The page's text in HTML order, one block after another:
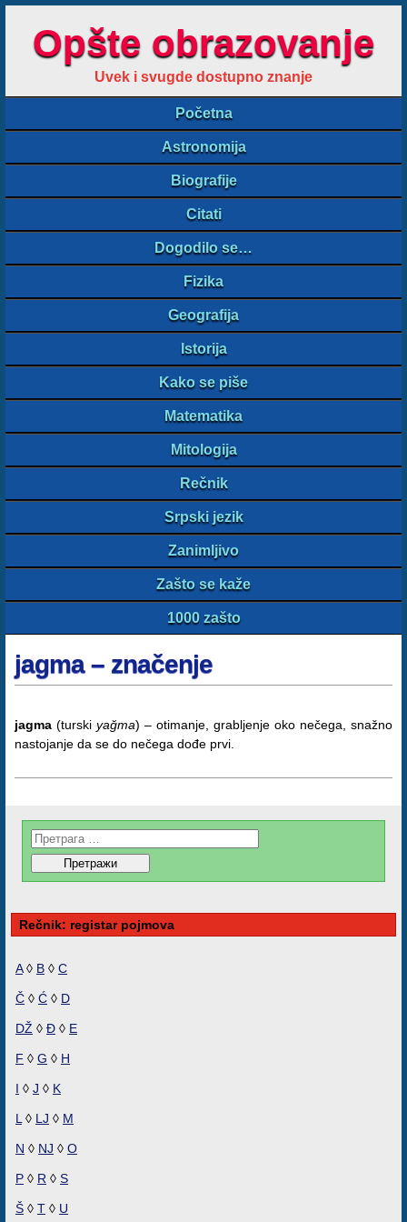
Opšte obrazovanje
Uvek i svugde dostupno znanje
Početna
Astronomija
Biografije
Citati
Dogodilo se…
Fizika
Geografija
Istorija
Kako se piše
Matematika
Mitologija
Rečnik
Srpski jezik
Zanimljivo
Zašto se kaže
1000 zašto
jagma – značenje
jagma (turski yağma) – otimanje, grabljenje oko nečega, snažno
nastojanje da se do nečega dođe prvi.
Rečnik: registar pojmova
A◊ B ◊ C
Č ◊ Ć ◊ D
DŽ ◊ Đ ◊ E
F ◊ G ◊ H
I ◊ J ◊ K
L ◊ LJ ◊ M
N ◊ NJ ◊ O
P ◊ R ◊ S
Š ◊ T ◊ U